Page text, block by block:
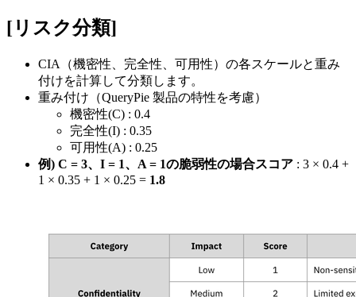
[リスク分類]
CIA（機密性、完全性、可用性）の各スケールと重み
付けを計算して分類します。
重み付け（QueryPie 製品の特性を考慮）
機密性(C) : 0.4
完全性(I) : 0.35
可用性(A) : 0.25
例) C = 3、I = 1、A = 1の脆弱性の場合スコア : 3 × 0.4 +
1 × 0.35 + 1 × 0.25 = 1.8